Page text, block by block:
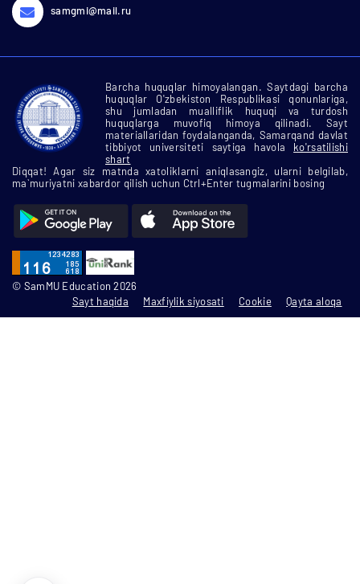
samgmi@mail.ru
Barcha huquqlar himoyalangan. Saytdagi barcha
huquqlar O'zbekiston Respublikasi qonunlariga,
shu jumladan mualliflik huquqi va turdosh
huquqlarga muvofiq himoya qilinadi. Sayt
materiallaridan foydalanganda, Samarqand davlat
tibbiyot universiteti saytiga havola ko'rsatilishi
shart
Diqqat! Agar siz matnda xatoliklarni aniqlasangiz, ularni belgilab,
ma`muriyatni xabardor qilish uchun Ctrl+Enter tugmalarini bosing
© SamMU Education 2026
Sayt haqida
Maxfiylik siyosati Cookie Qayta aloqa